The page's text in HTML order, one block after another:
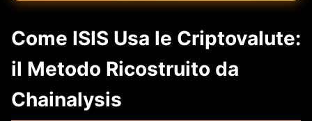
Come ISIS Usa le Criptovalute:
il Metodo Ricostruito da
Chainalysis